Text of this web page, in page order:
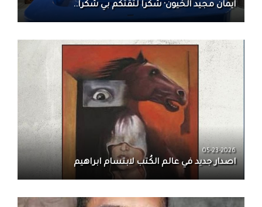
ايمان مجيد الخيون· شكرا لثقتكم بي شكرا..
05-23-2026
اصدار جديد في عالم الكُتب لابتسام ابراهيم